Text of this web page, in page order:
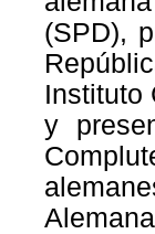
(SPD),
Instituto
y